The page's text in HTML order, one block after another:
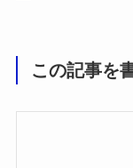
この記事を